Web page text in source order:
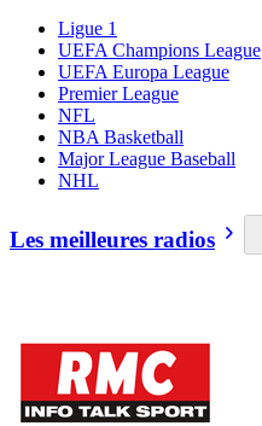
Ligue 1
UEFA Champions League
UEFA Europa League
Premier League
NFL
NBA Basketball
Major League Baseball
NHL
Les meilleures radios